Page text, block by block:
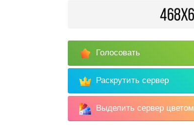
Голосовать
Раскрутить сервер
Выделить сервер цветом